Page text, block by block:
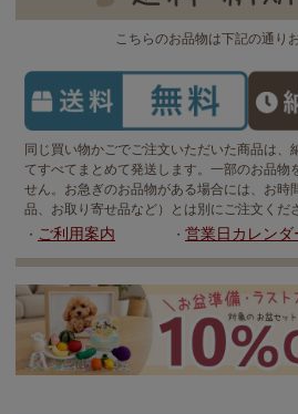
こちらのお品物は下記の通り
同じ買い物かごでご注文いただいた商品は、
てすべてまとめて発送します。一部のお品物
せん。お急ぎのお品物がある場合には、お時
品、お取り寄せ品など）とは別にご注文くだ
・ ご利用案内 ・ 営業日カレンダ